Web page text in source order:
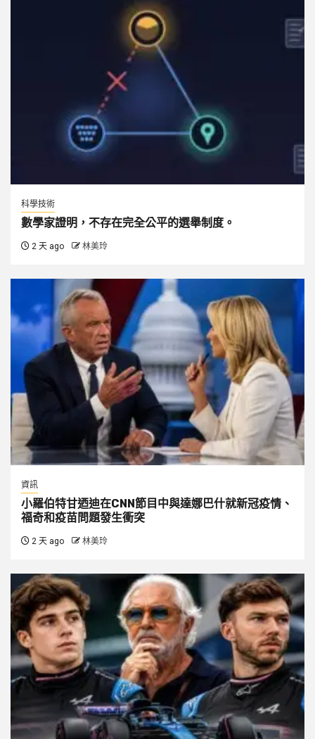
科學技術
數學家證明，不存在完全公平的選舉制度。
2 天 ago 林美玲
資訊
小羅伯特甘迺迪在CNN節目中與達娜巴什就新冠疫情、
福奇和疫苗問題發生衝突
2 天 ago 林美玲